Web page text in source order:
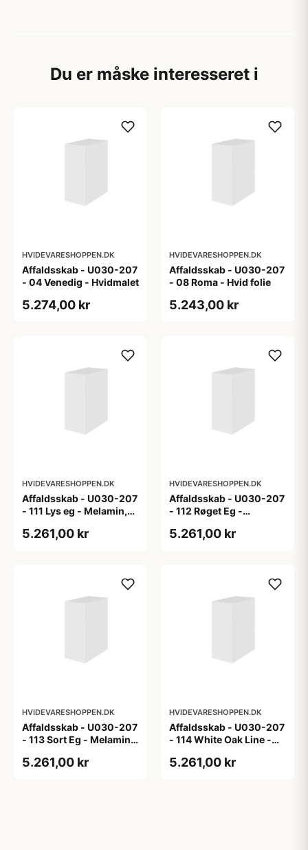
Du er måske interesseret i
HVIDEVARESHOPPEN.DK
Affaldsskab - U030-207
- 04 Venedig - Hvidmalet
5.274,00 kr
HVIDEVARESHOPPEN.DK
Affaldsskab - U030-207
- 08 Roma - Hvid folie
5.243,00 kr
HVIDEVARESHOPPEN.DK
Affaldsskab - U030-207
- 111 Lys eg - Melamin,
5.261,00 kr
HVIDEVARESHOPPEN.DK
Affaldsskab - U030-207
- 112 Røget Eg -
5.261,00 kr
HVIDEVARESHOPPEN.DK
Affaldsskab - U030-207
- 113 Sort Eg - Melamin,
5.261,00 kr
HVIDEVARESHOPPEN.DK
Affaldsskab - U030-207
- 114 White Oak Line -
5.261,00 kr